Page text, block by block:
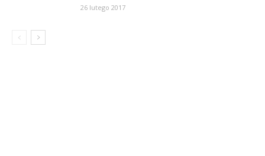
26 lutego 2017